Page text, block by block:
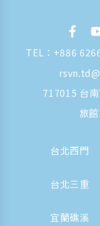
TEL： +886
717015 台
旅
台北西門
台北三重
宜蘭礁溪